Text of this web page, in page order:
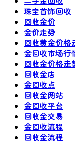
珠宝首饰回收
回收金价
金价走势
回收黄金价格
金回收市场行
回收金价格走
回收金店
金回收点
回收金网站
金回收平台
回收金交易
金回收流程
回收金流程